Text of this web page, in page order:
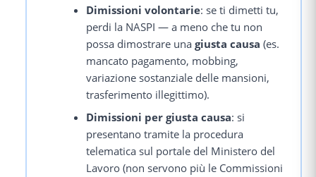
Dimissioni volontarie: se ti dimetti tu,
perdi la NASPI — a meno che tu non
possa dimostrare unagiusta causa (es.
mancato pagamento, mobbing,
variazione sostanziale delle mansioni,
trasferimento illegittimo).
Dimissioni per giusta causa: si
presentano tramite la procedura
telematica sul portale del Ministero del
Lavoro (non servono più le Commissioni